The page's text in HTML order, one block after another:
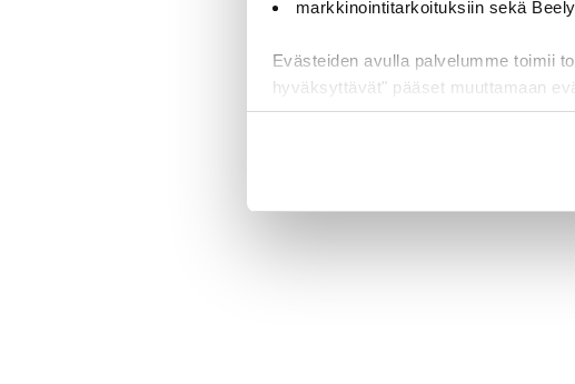
markkinointitarkoituksiin sekä
Evästeiden avulla palvelumme toimii
hyväksyttävät" pääset muuttamaan